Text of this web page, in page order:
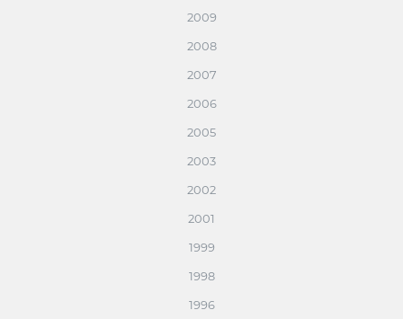
2009
2008
2007
2006
2005
2003
2002
2001
1999
1998
1996